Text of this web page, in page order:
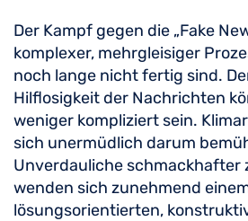
Der Kampf gegen die „Fake
komplexer, mehrgleisiger
noch lange nicht fertig sind.
Hilflosigkeit der Nachrichten
weniger kompliziert sein.
sich unermüdlich darum
Unverdauliche schmackhafter
wenden sich zunehmend
lösungsorientierten,